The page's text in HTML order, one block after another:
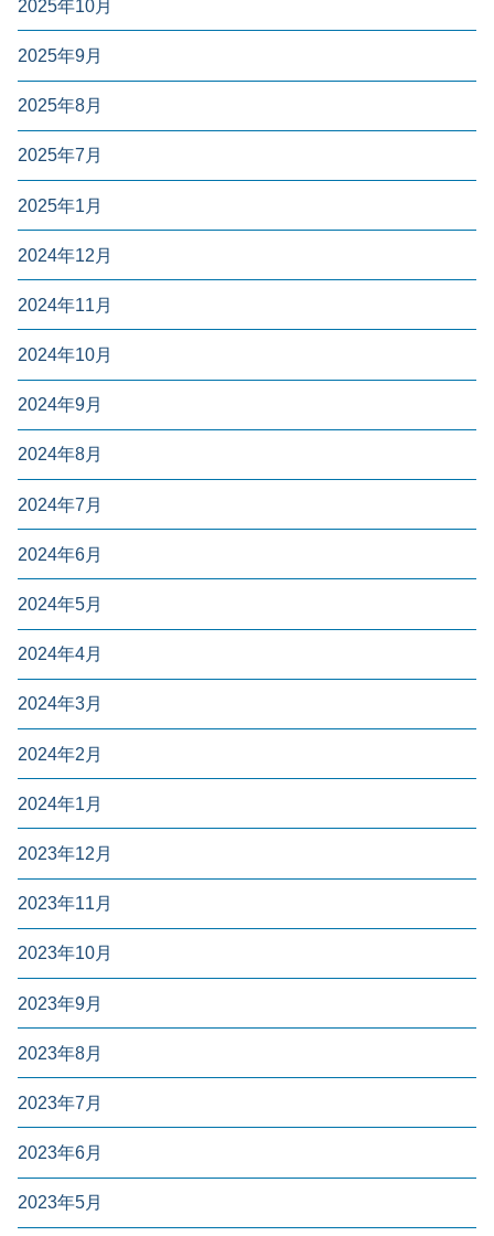
2025年10月
2025年9月
2025年8月
2025年7月
2025年1月
2024年12月
2024年11月
2024年10月
2024年9月
2024年8月
2024年7月
2024年6月
2024年5月
2024年4月
2024年3月
2024年2月
2024年1月
2023年12月
2023年11月
2023年10月
2023年9月
2023年8月
2023年7月
2023年6月
2023年5月